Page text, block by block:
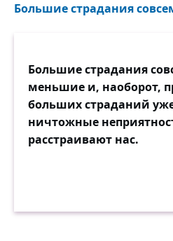
Большие страдания
Большие страдания
меньшие и, наоборот,
больших страданий
ничтожные
расстраивают нас.